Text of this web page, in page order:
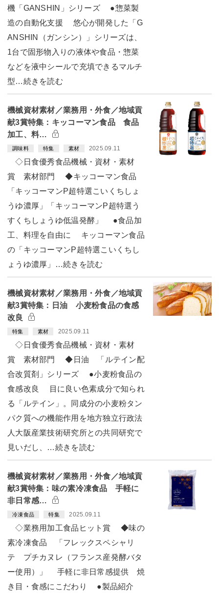
機「GANSHIN」シリーズ ●惣菜製
造の自動化支援 悠心が開発した「G
ANSHIN（ガンシン）」シリーズは、
1台で固形物入りの液体や食品・惣菜
などを液中シールで充填できるマルチ
型…続きを読む
機械資材素材／業務用・外食／地域貢
献3賞特集：キッコーマン食品 食品
加工、料…
調味料 特集 素材 2025.09.11
◇日食優秀食品機械・資材・素材
賞 素材部門 ◆キッコーマン食品
「キッコーマンP超特選こいくちしょ
うゆ濃厚」「キッコーマンP超特選う
すくちしょうゆ低温発酵」 ●食品加
工、料理を自由に キッコーマン食品
の「キッコーマンP超特選こいくちし
ょうゆ濃厚」…続きを読む
機械資材素材／業務用・外食／地域貢
献3賞特集：日油 小麦粉食品の食感
改良
特集 素材 2025.09.11
◇日食優秀食品機械・資材・素材
賞 素材部門 ◆日油 「ルテイン配
合改質剤」シリーズ ●小麦粉食品の
食感改良 目に良い色素成分で知られ
る「ルテイン」。同成分の小麦粉タン
パク質への機能作用を地方独立行政法
人大阪産業技術研究所との共同研究で
見いだし、…続きを読む
機械資材素材／業務用・外食／地域貢
献3賞特集：味の素冷凍食品 手軽に
非日常感…
冷凍食品 特集 2025.09.11
◇業務用加工食品ヒット賞 ◆味の
素冷凍食品 「フレックスペシャリ
テ プチカヌレ（フランス産発酵バタ
ー使用）」 手軽に非日常感提供 焼
き目・食感にこだわり ●製品紹介